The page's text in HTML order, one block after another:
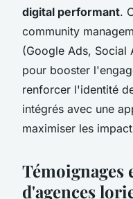
digital performant.
community
(Google Ads, Social
pour booster
renforcer l'identité
intégrés avec une
maximiser les
Témoignages
d'agences